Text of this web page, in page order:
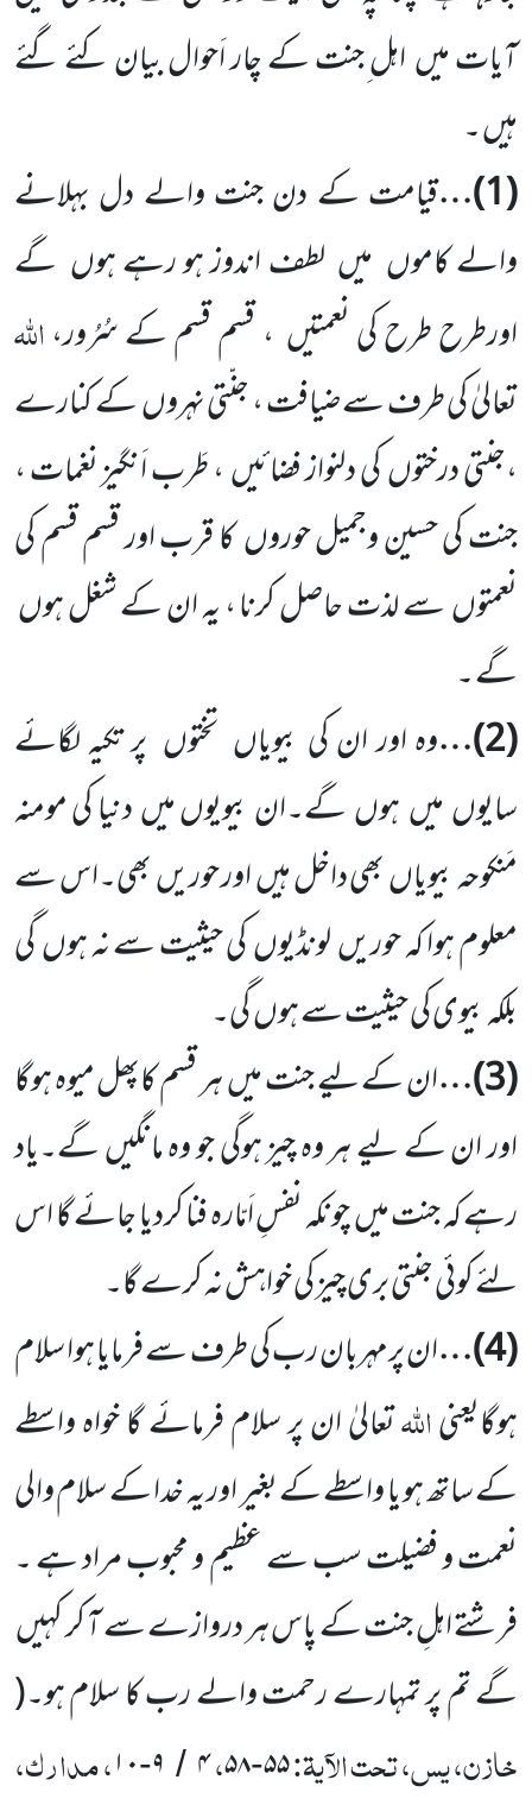
آیات میںاہل ِجنت کے چار اَحوال بیان کئے گئے
ہیں ۔
(
1
)…قیامت کے دن جنت والے دل بہلانے
والے کاموں میں لطف اندوز ہو رہے ہوں گے
اورطرح طرح کی نعمتیں ، قسم قسم کے سُرُور،اللہ
تعالیٰ کی طرف سے ضیافت ، جنّتی نہروںکے کنارے
،جنتی درختوںکی دلنواز فضائیں، طَرب اَنگیز نغمات ،
جنت کی حسین وجمیل حوروںکا قرب اور قسم قسم کی
نعمتوںسے لذت حاصل کرنا ، یہ ان کے شغل ہوں
گے ۔
(
2
)…وہ اور ان کی بیویاں تختوں پر تکیہ لگائے
سایوںمیںہوںگے۔ان بیویوں میںدنیا کی مومنہ
مَنکوحہ بیویاںبھی داخلہیںاور حوریںبھی۔اس سے
معلوم ہوا کہ حوریںلونڈیوںکی حیثیت سے نہ ہوںگی
بلکہ بیوی کی حیثیت سے ہوںگی۔
(
3
)…ان کے لیے جنت میںہر قسم کاپھل میوہ ہوگا
اور ان کے لیے ہر وہ چیز ہوگی جو وہ مانگیں گے۔یاد
رہے کہ جنت میںچونکہ نفسِ اَمّارہ فنا کردیا جائے گا اس
لئے کوئی جنتی بری چیز کی خواہش نہ کرے گا۔
(
4
)…ان پرمہربان رب کی طرف سے فرمایا ہوا سلام
ہوگایعنیاللہتعالیٰ ان پر سلام فرمائے گا خواہ واسطے
کے ساتھ ہو یا واسطے کے بغیر اور یہ خدا کے سلام والی
نعمت و فضیلت سب سے عظیم و محبوب مراد ہے ۔
فرشتے اہلِ جنت کے پاس ہر دروازے سے آ کر کہیں
گے تم پر تمہارے رحمت والے رب کا سلام ہو۔(
خازن، یس، تحت الآیۃ:۵۵-۵۸،۴ / ۹-۱۰، مدارک،